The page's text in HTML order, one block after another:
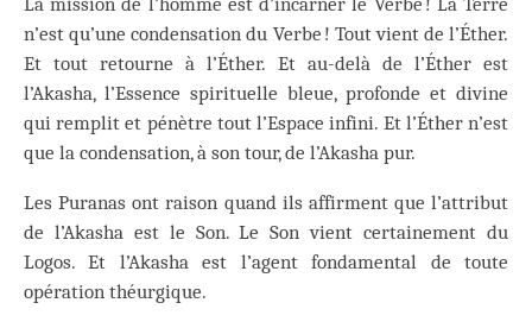
n’est qu’une condensation du Verbe ! Tout vient de l’Éther.
Et tout retourne à l’Éther. Et au-delà de l’Éther est
l’Akasha, l’Essence spirituelle bleue, profonde et divine
qui remplit et pénètre tout l’Espace infini. Et l’Éther n’est
que la condensation, à son tour, de l’Akasha pur.
Les Puranas ont raison quand ils affirment que l’attribut
de l’Akasha est le Son. Le Son vient certainement du
Logos. Et l’Akasha est l’agent fondamental de toute
opération théurgique.